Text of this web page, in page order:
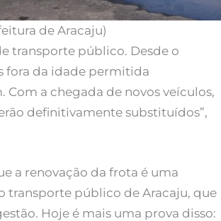
de Aracaju)
transporte público. Desde o
fora da idade permitida
a chegada de novos veículos,
definitivamente substituídos”,
a renovação da frota é uma
transporte público de Aracaju, que
Hoje é mais uma prova disso: